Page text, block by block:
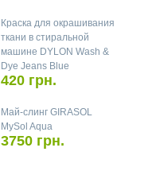
Краска для окрашивания
ткани в стиральной
машине DYLON Wash &
Dye Jeans Blue
420 грн.
Май-слинг GIRASOL
MySol Aqua
3750 грн.